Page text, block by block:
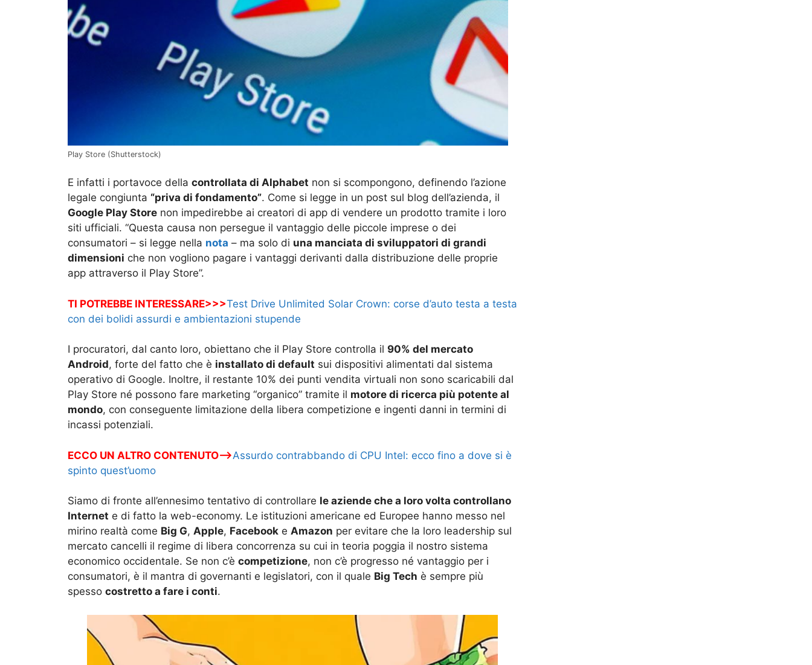
Play Store (Shutterstock)
E infatti i portavoce della controllata di Alphabet non si scompongono, definendo l’azione
legale congiunta “priva di fondamento”. Come si legge in un post sul blog dell’azienda, il
Google Play Store non impedirebbe ai creatori di app di vendere un prodotto tramite i loro
siti ufficiali. “Questa causa non persegue il vantaggio delle piccole imprese o dei
consumatori – si legge nella nota – ma solo di una manciata di sviluppatori di grandi
dimensioni che non vogliono pagare i vantaggi derivanti dalla distribuzione delle proprie
app attraverso il Play Store”.
TI POTREBBE INTERESSARE>>>Test Drive Unlimited Solar Crown: corse d’auto testa a testa
con dei bolidi assurdi e ambientazioni stupende
I procuratori, dal canto loro, obiettano che il Play Store controlla il 90% del mercato
Android, forte del fatto che è installato di default sui dispositivi alimentati dal sistema
operativo di Google. Inoltre, il restante 10% dei punti vendita virtuali non sono scaricabili dal
Play Store né possono fare marketing “organico” tramite il motore di ricerca più potente al
mondo, con conseguente limitazione della libera competizione e ingenti danni in termini di
incassi potenziali.
ECCO UN ALTRO CONTENUTO—>Assurdo contrabbando di CPU Intel: ecco fino a dove si è
spinto quest’uomo
Siamo di fronte all’ennesimo tentativo di controllare le aziende che a loro volta controllano
Internet e di fatto la web-economy. Le istituzioni americane ed Europee hanno messo nel
mirino realtà come Big G, Apple, Facebook e Amazon per evitare che la loro leadership sul
mercato cancelli il regime di libera concorrenza su cui in teoria poggia il nostro sistema
economico occidentale. Se non c’è competizione, non c’è progresso né vantaggio per i
consumatori, è il mantra di governanti e legislatori, con il quale Big Tech è sempre più
spesso costretto a fare i conti.